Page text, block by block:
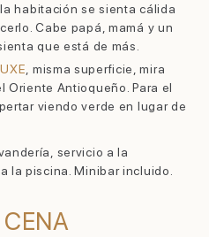
habitación se sienta cálida
Cabe papá, mamá y un
que está de más.
, misma superficie, mira
Oriente Antioqueño. Para el
viendo verde en lugar de
servicio a la
la piscina. Minibar incluido.